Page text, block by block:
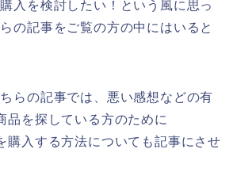
入を検討したい！という風に思っ
の記事をご覧の方の中にはいると
らの記事では、悪い感想などの有
品を探している方のために
購入する方法についても記事にさせ